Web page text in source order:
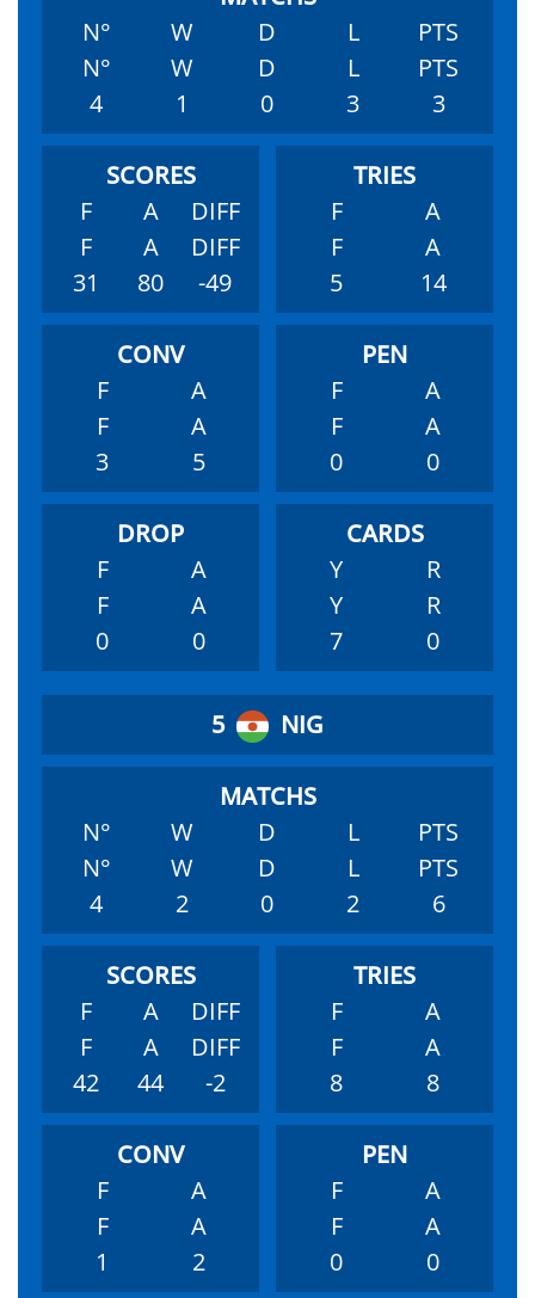
N° W D L
PTS
N°
W D L
PTS
4
1 0 3 3
F A
DIFF
F
A
DIFF
31
80 -49
F
A
F
A
5
14
F
A
F
A
3
5
F
A
F
A
0
0
F
A
F
A
0
0
Y
R
Y
R
7
0
5 NIG
N° W D L
PTS
N°
W D L
PTS
4
2 0 2 6
F A
DIFF
F
A
DIFF
42
44 -2
F
A
F
A
8
8
F
A
F
A
1
2
F
A
F
A
0
0